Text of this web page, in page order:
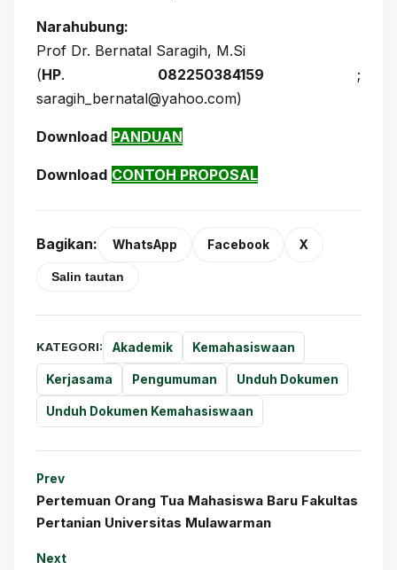
Narahubung:
Prof Dr. Bernatal Saragih, M.Si
(HP. 082250384159 ;
saragih_bernatal@yahoo.com)
Download PANDUAN
Download CONTOH PROPOSAL
Bagikan: WhatsApp Facebook X
Salin tautan
KATEGORI: Akademik Kemahasiswaan
Kerjasama Pengumuman Unduh Dokumen
Unduh Dokumen Kemahasiswaan
Prev
Pertemuan Orang Tua Mahasiswa Baru Fakultas
Pertanian Universitas Mulawarman
Next